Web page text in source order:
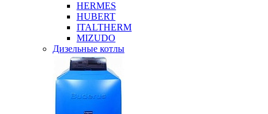
HERMES
HUBERT
ITALTHERM
MIZUDO
Дизельные котлы